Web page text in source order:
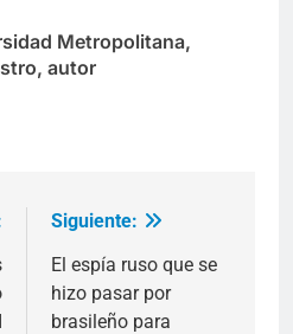
Metropolitana,
autor
Siguiente:
El espía ruso que se
hizo pasar por
brasileño para